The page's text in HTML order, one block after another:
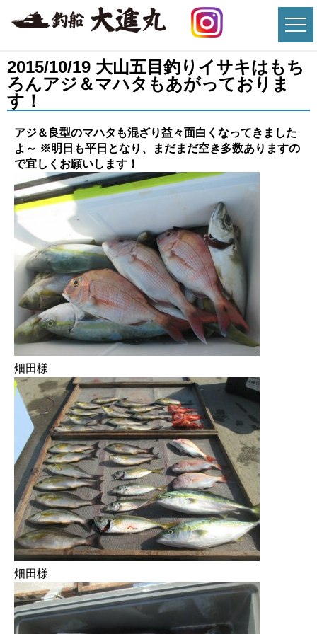
2015/10/19 大山五目釣りイサキはもち
ろんアジ＆マハタもあがっておりま
す！
アジ＆良型のマハタも混ざり益々面白くなってきました
よ～ ※明日も平日となり、まだまだ空き多数ありますの
で宜しくお願いします！
畑田様
畑田様